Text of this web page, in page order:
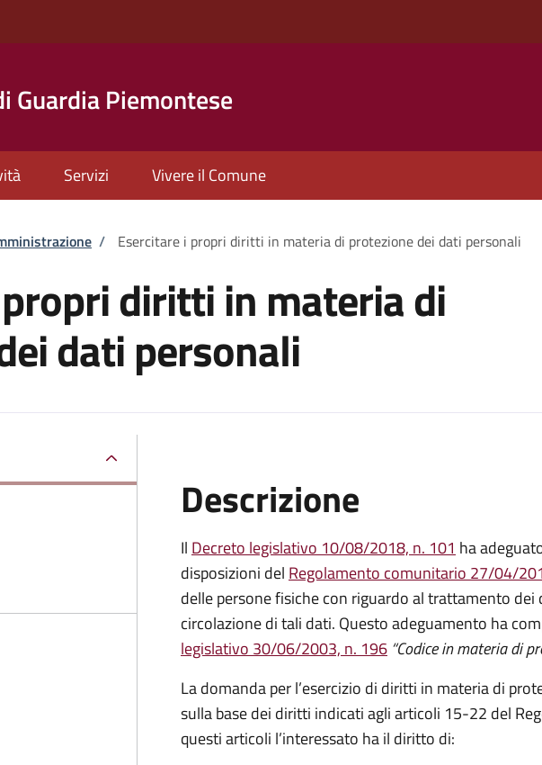
Guardia Piemontese
Servizi Vivere il Comune
/ Esercitare i propri diritti in materia di protezione dei dati personali
diritti in materia di
dati personali
Descrizione
Il Decreto legislativo 10/08/2018, n. 101 ha
disposizioni del Regolamento comunitario 27/04/
delle persone fisiche con riguardo al trattamento
circolazione di tali dati. Questo adeguamento ha
legislativo 30/06/2003, n. 196 “Codice in materia di
La domanda per l’esercizio di diritti in materia di
sulla base dei diritti indicati agli articoli 15-22 del
questi articoli l’interessato ha il diritto di: